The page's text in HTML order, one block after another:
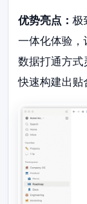
优势亮点：极
一体化体验
数据打通方
快速构建出贴